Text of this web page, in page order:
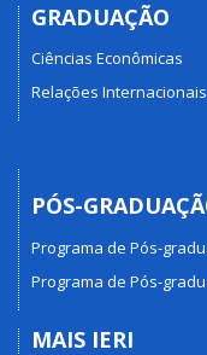
GRADUAÇÃO
Ciências Econômicas
Relações Internacionais
PÓS-
Programa de Pós-
Programa de Pós-
MAIS IERI